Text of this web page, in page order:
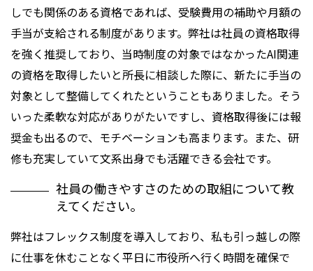
しでも関係のある資格であれば、受験費用の補助や月額の
手当が支給される制度があります。弊社は社員の資格取得
を強く推奨しており、当時制度の対象ではなかったAI関連
の資格を取得したいと所長に相談した際に、新たに手当の
対象として整備してくれたということもありました。そう
いった柔軟な対応がありがたいですし、資格取得後には報
奨金も出るので、モチベーションも高まります。また、研
修も充実していて文系出身でも活躍できる会社です。
社員の働きやすさのための取組について教
えてください。
弊社はフレックス制度を導入しており、私も引っ越しの際
に仕事を休むことなく平日に市役所へ行く時間を確保で